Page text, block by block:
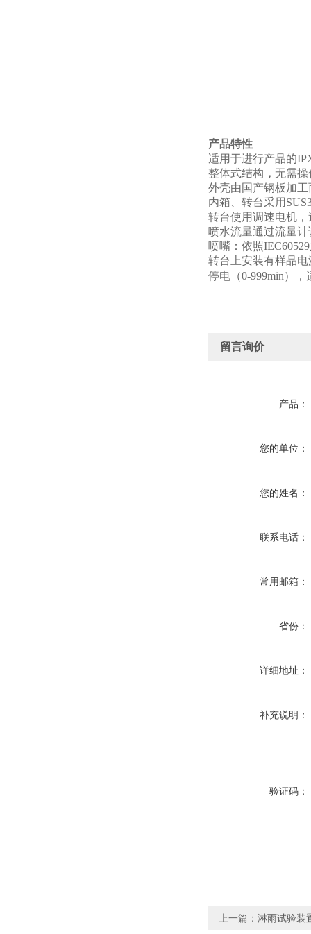
产品特性
适用于进行产品的
整体式结构 ， 无需
外壳由国产钢板加
内箱、转台采用
转台使用调速电机
喷水流量通过流量
喷嘴：依照
转台上安装有样品
停电（0-999min）
留言询价
产品：
您的单位：
您的姓名：
联系电话：
常用邮箱：
省份：
详细地址：
补充说明：
验证码：
上一篇： 淋雨试验装